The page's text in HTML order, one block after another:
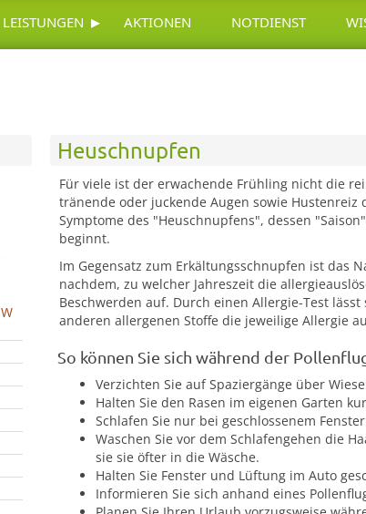
LEISTUNGEN ▸ AKTIONEN NOTDIENST
W
Heuschnupfen
Für viele ist der erwachende Frühling nicht die
tränende oder juckende Augen sowie Hustenreiz
Symptome des "Heuschnupfens", dessen
beginnt.
Im Gegensatz zum Erkältungsschnupfen ist das
nachdem, zu welcher Jahreszeit die
Beschwerden auf. Durch einen Allergie-Test
anderen allergenen Stoffe die jeweilige Allergie
So können Sie sich während der
Verzichten Sie auf Spaziergänge über
Halten Sie den Rasen im eigenen Garten
Schlafen Sie nur bei geschlossenem
Waschen Sie vor dem Schlafengehen die
sie sie öfter in die Wäsche.
Halten Sie Fenster und Lüftung im Auto
Informieren Sie sich anhand eines